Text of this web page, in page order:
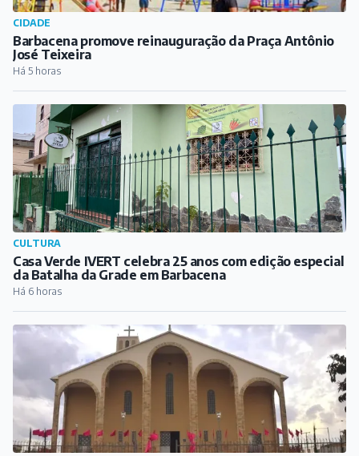
CIDADE
Barbacena promove reinauguração da Praça Antônio
José Teixeira
Há 5 horas
CULTURA
Casa Verde IVERT celebra 25 anos com edição especial
da Batalha da Grade em Barbacena
Há 6 horas